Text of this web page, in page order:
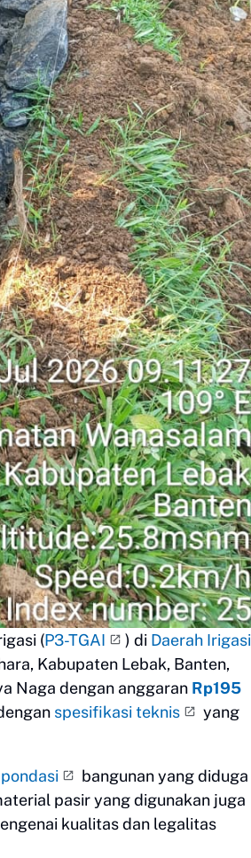
(P3-TGAI ) di Daerah Irigasi
Kabupaten Lebak, Banten,
Naga dengan anggaran Rp195
spesifikasi teknis
yang
bangunan yang diduga
pasir yang digunakan juga
kualitas dan legalitas